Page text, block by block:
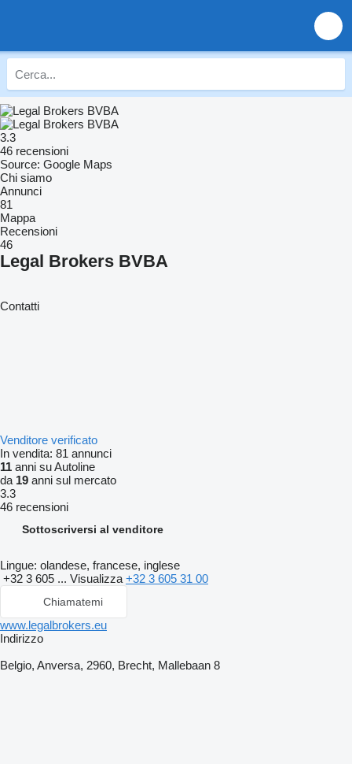
3.3
46 recensioni
Source: Google Maps
Chi siamo
Annunci
81
Mappa
Recensioni
46
Legal Brokers BVBA
Contatti
Venditore verificato
In vendita: 81 annunci
11 anni su Autoline
da 19 anni sul mercato
3.3
46 recensioni
Sottoscriversi al venditore
Lingue: olandese, francese, inglese
+32 3 605 ... Visualizza +32 3 605 31 00
Chiamatemi
www.legalbrokers.eu
Indirizzo
Belgio, Anversa, 2960, Brecht, Mallebaan 8